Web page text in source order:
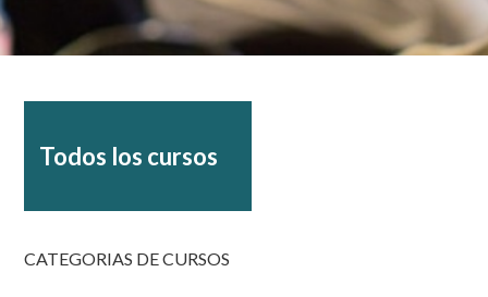
Todos los cursos
CATEGORIAS DE CURSOS